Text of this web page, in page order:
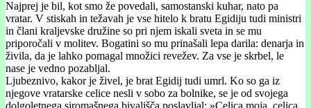
Najprej je bil, kot smo že povedali, samostanski kuhar, nato pa
vratar. V stiskah in težavah je vse hitelo k bratu Egidiju tudi ministri
in člani kraljevske družine so pri njem iskali sveta in se mu
priporočali v molitev. Bogatini so mu prinašali lepa darila: denarja in
živila, da je lahko pomagal množici revežev. Za vse je skrbel, le
nase je vedno pozabljal.
Ljubeznivo, kakor je živel, je brat Egidij tudi umrl. Ko so ga iz
njegove vratarske celice nesli v sobo za bolnike, se je od svojega
dolgoletnega siromašnega bivališča poslavljal: »Celica moja, celica